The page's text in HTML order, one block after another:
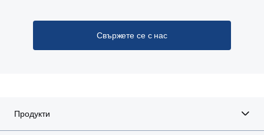
Свържете се с нас
Продукти